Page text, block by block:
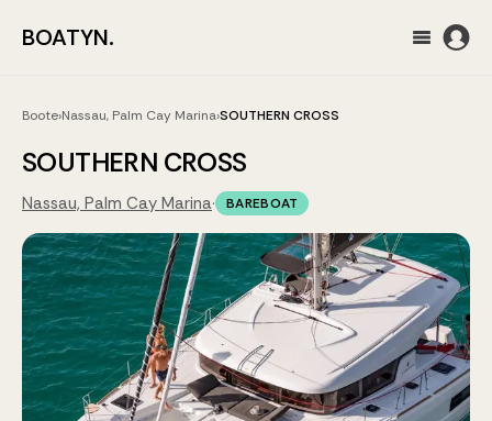
BOATYN.
Boote›Nassau, Palm Cay Marina›SOUTHERN CROSS
SOUTHERN CROSS
Nassau, Palm Cay Marina· BAREBOAT